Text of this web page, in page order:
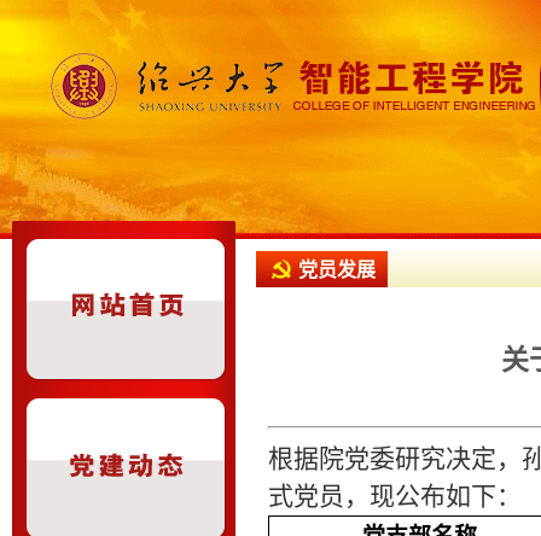
党员发展
关
根据院党委研究决定，
式党员，现公布如下：